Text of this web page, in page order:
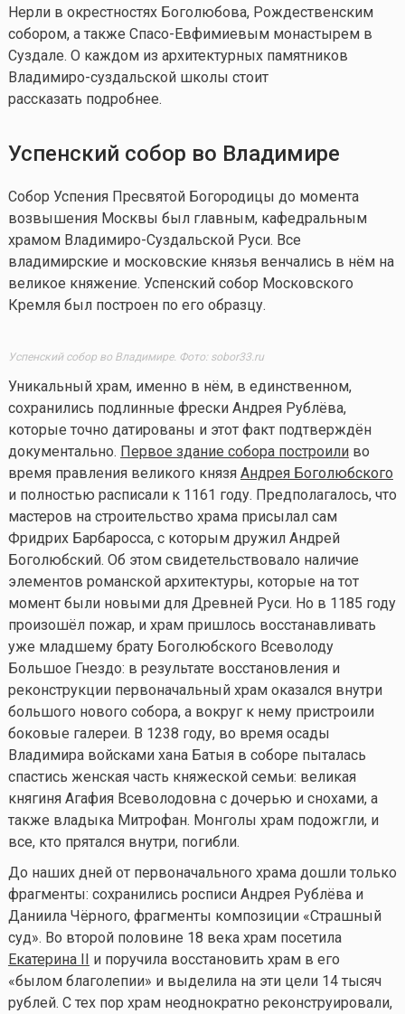
Нерли в окрестностях Боголюбова, Рождественским
собором, а также Спасо-Евфимиевым монастырем в
Суздале. О каждом из архитектурных памятников
Владимиро-суздальской школы стоит
рассказать подробнее.
Успенский собор во Владимире
Собор Успения Пресвятой Богородицы до момента
возвышения Москвы был главным, кафедральным
храмом Владимиро-Суздальской Руси. Все
владимирские и московские князья венчались в нём на
великое княжение. Успенский собор Московского
Кремля был построен по его образцу.
Успенский собор во Владимире. Фото: sobor33.ru
Уникальный храм, именно в нём, в единственном,
сохранились подлинные фрески Андрея Рублёва,
которые точно датированы и этот факт подтверждён
документально. Первое здание собора построиливо
время правления великого князя Андрея Боголюбского
и полностью расписали к 1161 году. Предполагалось, что
мастеров на строительство храма присылал сам
Фридрих Барбаросса, с которым дружил Андрей
Боголюбский. Об этом свидетельствовало наличие
элементов романской архитектуры, которые на тот
момент были новыми для Древней Руси. Но в 1185 году
произошёл пожар, и храм пришлось восстанавливать
уже младшему брату Боголюбского Всеволоду
Большое Гнездо: в результате восстановления и
реконструкции первоначальный храм оказался внутри
большого нового собора, а вокруг к нему пристроили
боковые галереи. В 1238 году, во время осады
Владимира войсками хана Батыя в соборе пыталась
спастись женская часть княжеской семьи: великая
княгиня Агафия Всеволодовна с дочерью и снохами, а
также владыка Митрофан. Монголы храм подожгли, и
все, кто прятался внутри, погибли.
До наших дней от первоначального храма дошли только
фрагменты: сохранились росписи Андрея Рублёва и
Даниила Чёрного, фрагменты композиции «Страшный
суд». Во второй половине 18 века храм посетила
Екатерина II и поручила восстановить храм в его
«былом благолепии» и выделила на эти цели 14 тысяч
рублей. С тех пор храм неоднократно реконструировали,